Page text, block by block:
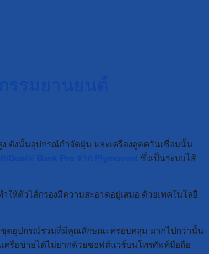
ดังนั้นอุปกรณ์กำจัดฝุ่น และเครื่องดูดควันเชื่อมนั้น
ซึ่งเป็นระบบไส้
ให้ตัวไส้กรองมีความสะอาดอยู่เสมอ ด้วยเทคโนโลยี
ดอุปกรณ์รวมที่มีคุณลักษณะครอบคลุม มากไปกว่านั้น
ครือข่ายได้ไม่ยากด้วยซอฟต์แวร์บนโทรศัพท์มือถือ